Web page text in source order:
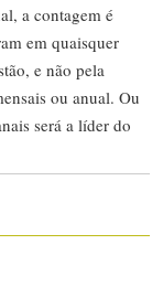
a contagem é
em quaisquer
e não pela
ou anual. Ou
será a líder do